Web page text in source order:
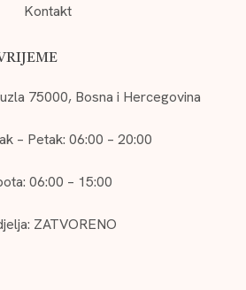
Kontakt
75000, Bosna i Hercegovina
– Petak: 06:00 – 20:00
06:00 – 15:00
ZATVORENO